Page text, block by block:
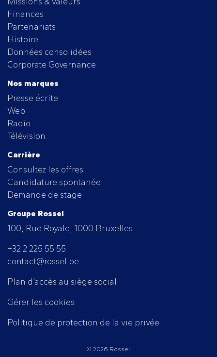
Finances
Partenariats
Histoire
Données consolidées
Corporate Governance
Nos marques
Presse écrite
Web
Radio
Télévision
Carrière
Consultez les offres
Candidature spontanée
Demande de stage
Groupe Rossel
100, Rue Royale, 1000 Bruxelles
+32 2 225 55 55
contact@rossel.be
Plan d’accès au siège social
Gérer les cookies
Politique de protection de la vie privée
© 2026 Rossel.